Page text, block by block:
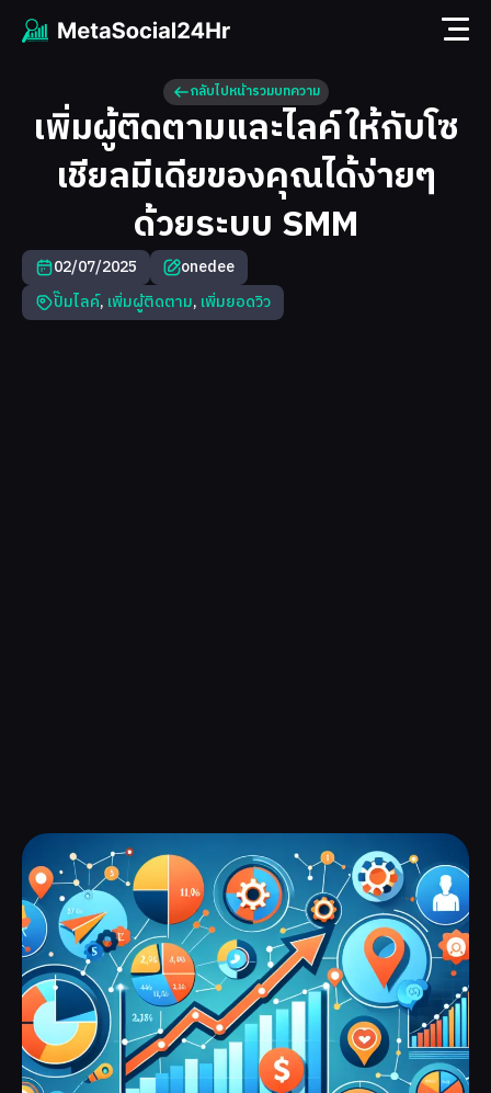
กลับไปหน้ารวมบทความ
เพิ่มผู้ติดตามและไลค์ให้กับโซ
เชียลมีเดียของคุณได้ง่ายๆ
ด้วยระบบ SMM
02/07/2025
onedee
ปั๊มไลค์, เพิ่มผู้ติดตาม, เพิ่มยอดวิว